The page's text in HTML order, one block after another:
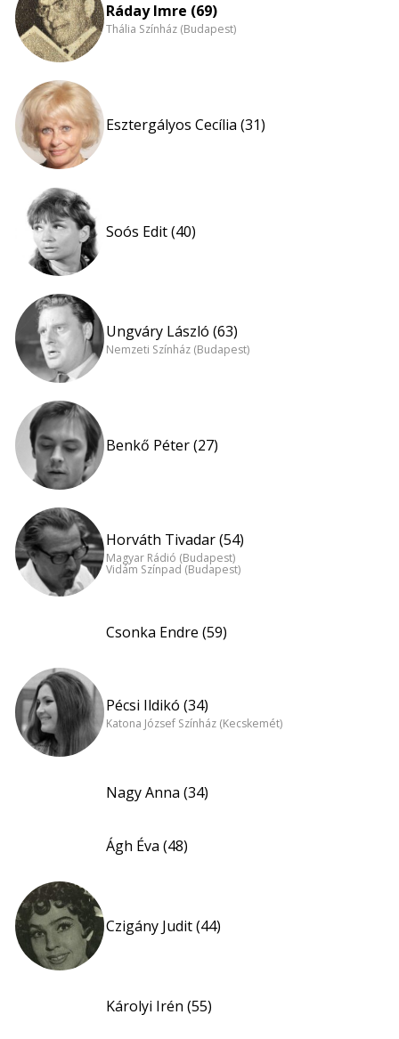
Ráday Imre (69)
Thália Színház (Budapest)
Esztergályos Cecília (31)
Soós Edit (40)
Ungváry László (63)
Nemzeti Színház (Budapest)
Benkő Péter (27)
Horváth Tivadar (54)
Magyar Rádió (Budapest)
Vidám Színpad (Budapest)
Csonka Endre (59)
Pécsi Ildikó (34)
Katona József Színház (Kecskemét)
Nagy Anna (34)
Ágh Éva (48)
Czigány Judit (44)
Károlyi Irén (55)